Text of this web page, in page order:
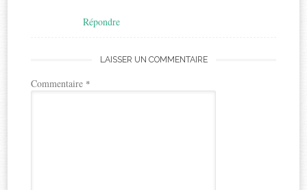
Répondre
LAISSER UN COMMENTAIRE
Commentaire *